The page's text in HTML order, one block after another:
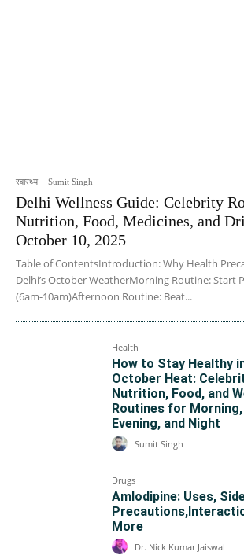
स्वास्थ्य Sumit Singh
Delhi Wellness Guide: Celebrity
Nutrition, Food, Medicines, and
October 10, 2025
Table of ContentsIntroduction: Why Health
Delhi’s October WeatherMorning Routine: Start
(6am-10am)Afternoon Routine: Beat...
Health
How to Stay Healthy
October Heat:
Nutrition, Food, and
Routines for
Evening, and Night
Sumit Singh
Drugs
Amlodipine: Uses,
More
Dr. Nick Kumar Jaiswal